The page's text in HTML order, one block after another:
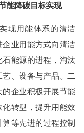
能降碳目标实现
现用能体系的清洁
业用能方式向清洁
能源的进程，淘汰
、设备与产品。二
企业积极开展节能
转型，提升用能效
等先进的过程控制